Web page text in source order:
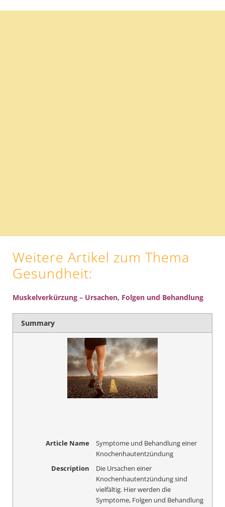
Weitere Artikel zum Thema
Gesundheit:
Muskelverkürzung – Ursachen, Folgen und Behandlung
Summary
Article Name
Symptome und Behandlung einer
Knochenhautentzündung
Description
Die Ursachen einer
Knochenhautentzündung sind
vielfältig. Hier werden die
Symptome, Folgen und Behandlung